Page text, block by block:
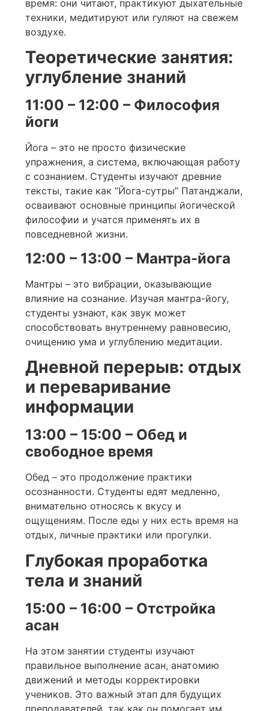
время: они читают, практикуют дыхательные
техники, медитируют или гуляют на свежем
воздухе.
Теоретические занятия:
углубление знаний
11:00 – 12:00 – Философия
йоги
Йога – это не просто физические
упражнения, а система, включающая работу
с сознанием. Студенты изучают древние
тексты, такие как “Йога-сутры” Патанджали,
осваивают основные принципы йогической
философии и учатся применять их в
повседневной жизни.
12:00 – 13:00 – Мантра-йога
Мантры – это вибрации, оказывающие
влияние на сознание. Изучая мантра-йогу,
студенты узнают, как звук может
способствовать внутреннему равновесию,
очищению ума и углублению медитации.
Дневной перерыв: отдых
и переваривание
информации
13:00 – 15:00 – Обед и
свободное время
Обед – это продолжение практики
осознанности. Студенты едят медленно,
внимательно относясь к вкусу и
ощущениям. После еды у них есть время на
отдых, личные практики или прогулки.
Глубокая проработка
тела и знаний
15:00 – 16:00 – Отстройка
асан
На этом занятии студенты изучают
правильное выполнение асан, анатомию
движений и методы корректировки
учеников. Это важный этап для будущих
преподавателей, так как он помогает им